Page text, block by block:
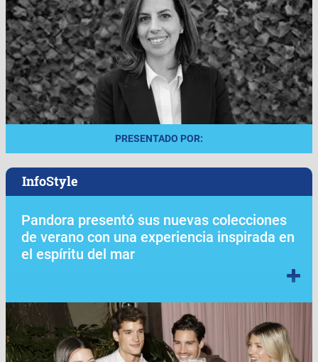
PRESENTADO POR:
InfoStyle
Pandora presentó sus nuevas colecciones
de verano con una experiencia inspirada en
el espíritu del mar